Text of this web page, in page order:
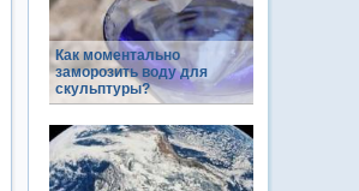
Как моментально
заморозить воду для
скульптуры?